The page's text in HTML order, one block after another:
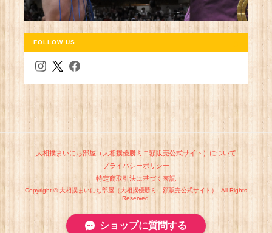
FOLLOW US
大相撲まいにち部屋（大相撲優勝ミニ額販売公式サイト）について
プライバシーポリシー
特定商取引法に基づく表記
Copyright © 大相撲まいにち部屋（大相撲優勝ミニ額販売公式サイト）. All Rights
Reserved.
ショップに質問する